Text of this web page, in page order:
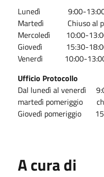
Lunedì 9:00-13:00
Martedì Chiuso al
Mercoledì 10:00-13:00
Giovedì 15:30-18:00
Venerdì 10:00-13:00
Ufficio Protocollo
Dal lunedì al venerdì
martedì pomeriggio
Giovedì pomeriggio
A cura di